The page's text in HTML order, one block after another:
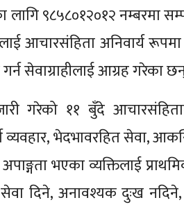
लागि ९८५८०१२०१२ नम्बरमा
आचारसंहिता अनिवार्य
सेवाग्राहीलाई आग्रह गरेका
गरेको ११ बुँदे
भेदभावरहित सेवा,
भएका व्यक्तिलाई
दिने, अनावश्यक दुःख